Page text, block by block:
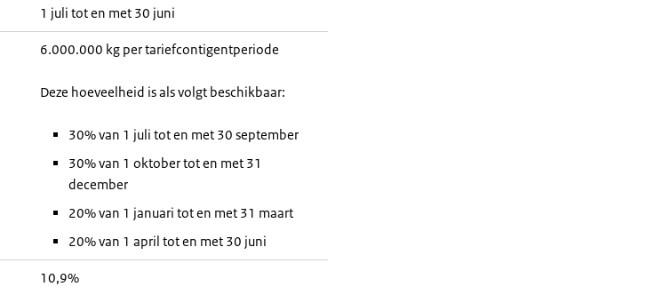
1 juli tot en met 30 juni
6.000.000 kg per tariefcontigentperiode
Deze hoeveelheid is als volgt beschikbaar:
30% van 1 juli tot en met 30 september
30% van 1 oktober tot en met 31
december
20% van 1 januari tot en met 31 maart
20% van 1 april tot en met 30 juni
10,9%